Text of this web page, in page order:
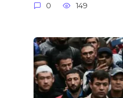
0 149